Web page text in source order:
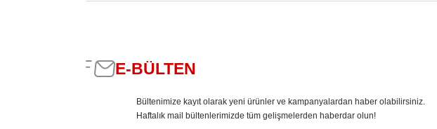
E-BÜLTEN
Bültenimize kayıt olarak yeni ürünler ve kampanyalardan haber olabilirsiniz.
Haftalık mail bültenlerimizde tüm gelişmelerden haberdar olun!